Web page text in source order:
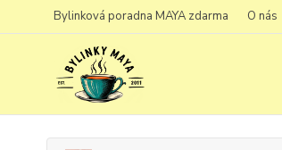
Bylinková poradna MAYA zdarma O nás